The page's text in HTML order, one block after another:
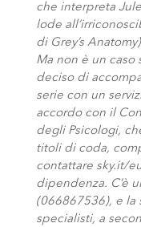
che interpreta
lode
di Grey’s
Ma non è un caso
deciso di
serie con un
accordo con il
degli Psicologi,
titoli di coda,
contattare sky.it/
dipendenza. C’è
(066867536), e la
specialisti, a